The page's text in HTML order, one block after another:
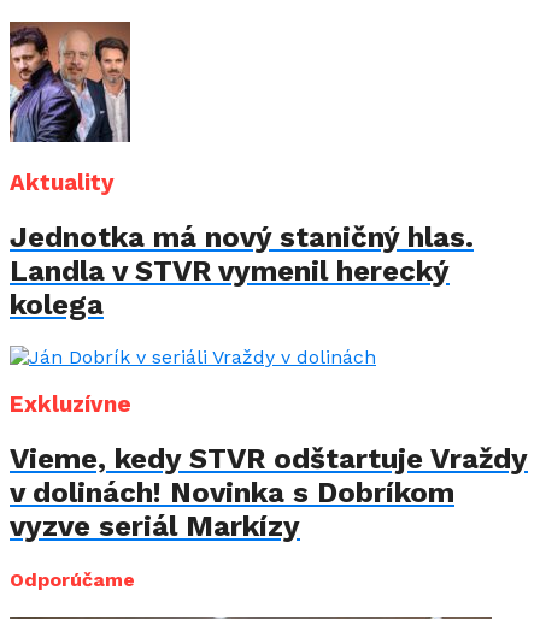
Aktuality
Jednotka má nový staničný hlas.
Landla v STVR vymenil herecký
kolega
Exkluzívne
Vieme, kedy STVR odštartuje Vraždy
v dolinách! Novinka s Dobríkom
vyzve seriál Markízy
Odporúčame